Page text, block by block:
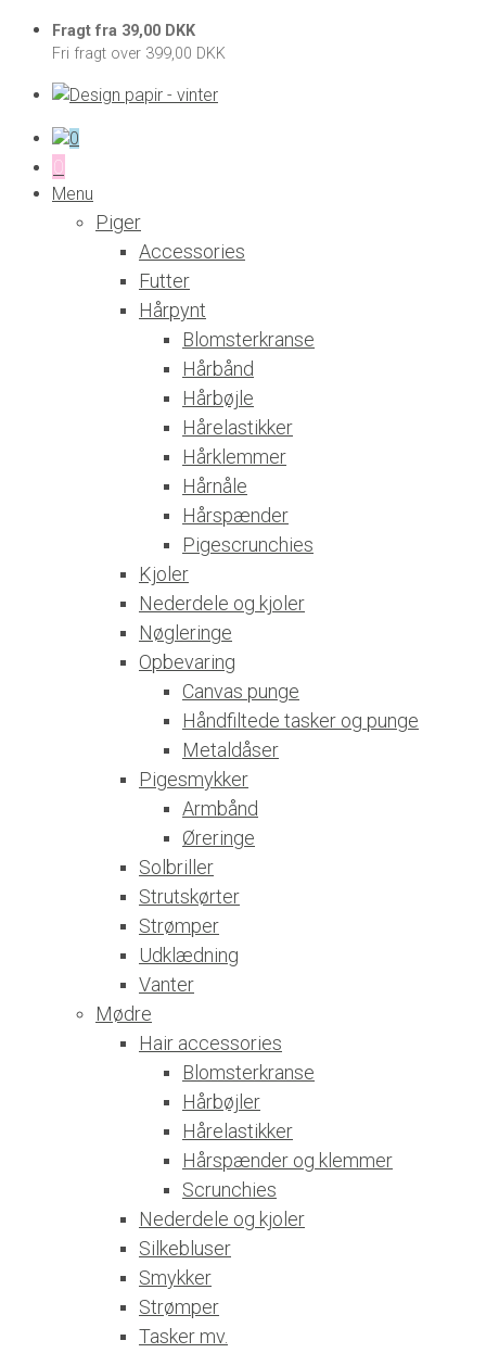
Fragt fra 39,00 DKK
Fri fragt over 399,00 DKK
0
0
Menu
Piger
Accessories
Futter
Hårpynt
Blomsterkranse
Hårbånd
Hårbøjle
Hårelastikker
Hårklemmer
Hårnåle
Hårspænder
Pigescrunchies
Kjoler
Nederdele og kjoler
Nøgleringe
Opbevaring
Canvas punge
Håndfiltede tasker og punge
Metaldåser
Pigesmykker
Armbånd
Øreringe
Solbriller
Strutskørter
Strømper
Udklædning
Vanter
Mødre
Hair accessories
Blomsterkranse
Hårbøjler
Hårelastikker
Hårspænder og klemmer
Scrunchies
Nederdele og kjoler
Silkebluser
Smykker
Strømper
Tasker mv.